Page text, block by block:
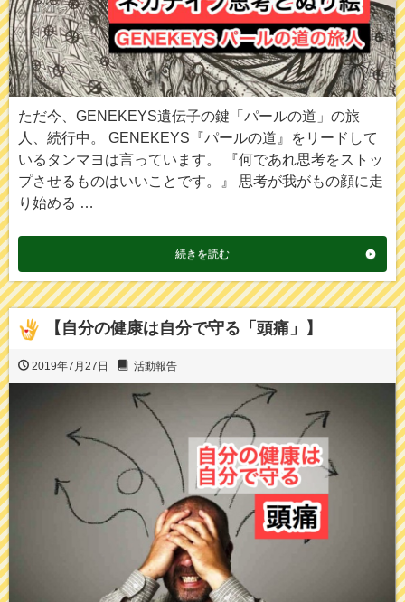
ただ今、GENEKEYS遺伝子の鍵「パールの道」の旅
人、続行中。 GENEKEYS『パールの道』をリードして
いるタンマヨは言っています。 『何であれ思考をストッ
プさせるものはいいことです。』 思考が我がもの顔に走
り始める …
続きを読む
【自分の健康は自分で守る「頭痛」】
2019年7月27日 活動報告